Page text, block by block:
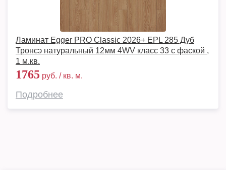
Ламинат Egger PRO Classic 2026+ EPL 285 Дуб
Тронсэ натуральный 12мм 4WV класс 33 с фаской ,
1 м.кв.
1765 руб. / кв. м.
Подробнее